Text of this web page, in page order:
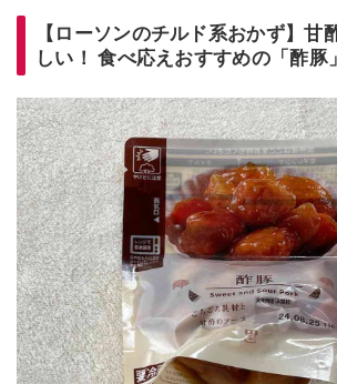
【ローソンのチルド系おかず】甘
しい！ 食べ応えおすすめの「酢豚」